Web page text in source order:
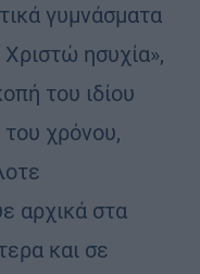
γυμνάσματα
ησυχία»,
του ιδίου
χρόνου,
αρχικά στα
και σε